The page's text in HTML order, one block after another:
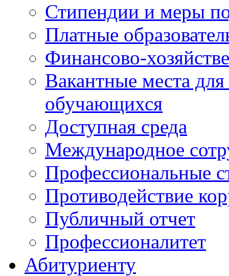
Стипендии и меры
Платные
Финансово-
Вакантные места
обучающихся
Доступная среда
Международное
Профессиональные
Противодействие
Публичный отчет
Профессионалитет
Абитуриенту